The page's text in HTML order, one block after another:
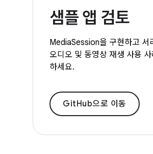
샘플 앱 검토
MediaSession을 구현하고 서
오디오 및 동영상 재생 사용
하세요.
GitHub으로 이동